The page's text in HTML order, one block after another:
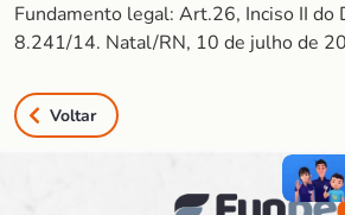
Fundamento legal: Art.26, Inciso II do
8.241/14. Natal/RN, 10 de julho de
Voltar